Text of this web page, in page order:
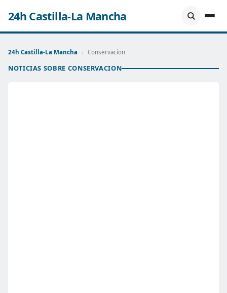
24h Castilla-La Mancha
24h Castilla-La Mancha › Conservacion
NOTICIAS SOBRE CONSERVACION